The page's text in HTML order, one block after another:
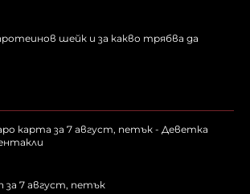
шейк и за какво трябва да
карта за 7 август, петък - Деветка
за 7 август, петък